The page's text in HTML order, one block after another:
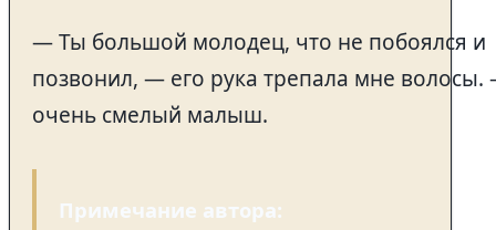
— Ты большой молодец, что не побоялся и
позвонил, — его рука трепала мне
очень смелый малыш.
Примечание автора: